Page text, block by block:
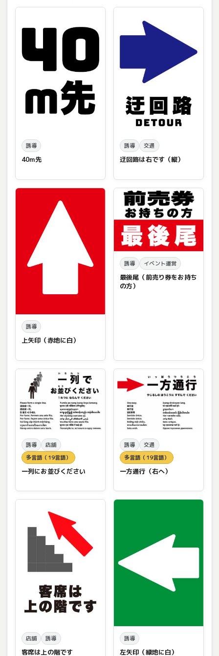
誘導
40m先
誘導 交通
迂回路は右です（縦）
誘導
上矢印（赤地に白）
誘導 イベント運営
最後尾（前売り券をお持ち
の方）
誘導
店舗
多言語（19言語）
一列にお並びください
誘導
交通
多言語（19言語）
一方通行（右へ）
店舗 誘導
客席は上の階です
誘導
左矢印（緑地に白）